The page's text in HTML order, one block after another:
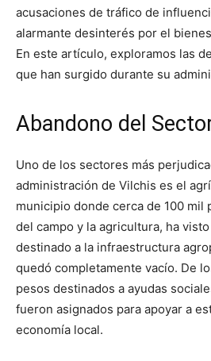
acusaciones de tráfico de
alarmante desinterés por el
En este artículo, exploramos las
que han surgido durante su
Abandono del
Uno de los sectores más
administración de Vilchis es el
municipio donde cerca de 100 mil
del campo y la agricultura, ha
destinado a la infraestructura
quedó completamente vacío. De
pesos destinados a ayudas
fueron asignados para apoyar a
economía local.